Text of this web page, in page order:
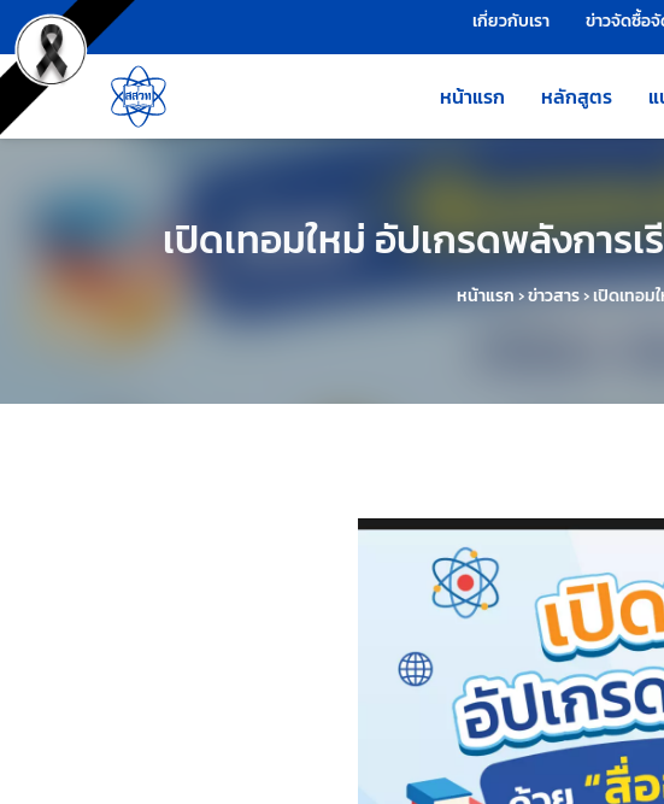
ข้ามไปยังเนื้อหาหลัก
เครื่องมือช่วยเหลือ เกี่ยวกับเรา ข่าวจัดซื้อ
หน้าแรก หลักสูตร
เปิดเทอมใหม่ อัปเกรดพลังการ
หน้าแรก›ข่าวสาร›เปิดเทอม